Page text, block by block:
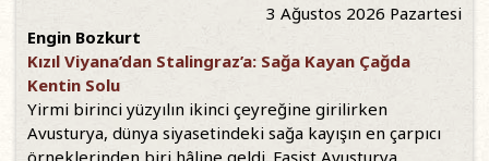
3 Ağustos 2026 Pazartesi
Engin Bozkurt
Kızıl Viyana’dan Stalingraz’a: Sağa Kayan Çağda
Kentin Solu
Yirmi birinci yüzyılın ikinci çeyreğine girilirken
Avusturya, dünya siyasetindeki sağa kayışın en çarpıcı
örneklerinden biri hâline geldi. Faşist Avusturya